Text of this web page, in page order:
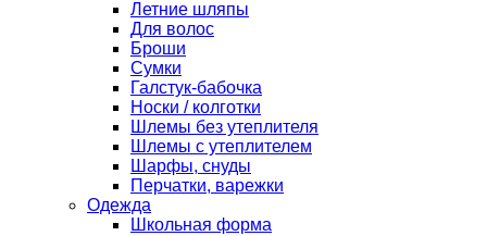
Летние шляпы
Для волос
Броши
Сумки
Галстук-бабочка
Носки / колготки
Шлемы без утеплителя
Шлемы с утеплителем
Шарфы, снуды
Перчатки, варежки
Одежда
Школьная форма